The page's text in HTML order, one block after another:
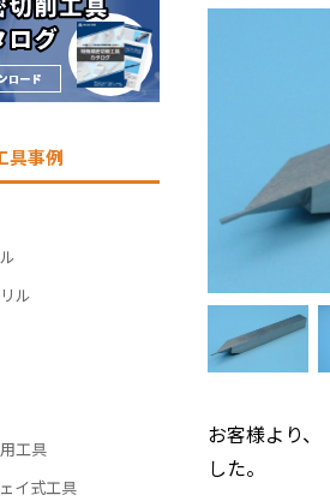
お客様より
した。
具事例
ル
工具
イ式工具